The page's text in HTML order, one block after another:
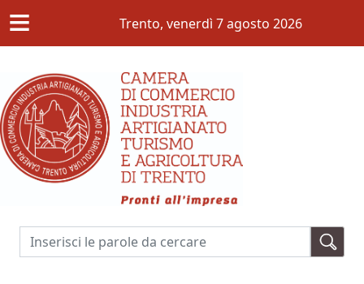
≡ Trento, venerdì 7 agosto 2026
Cerca